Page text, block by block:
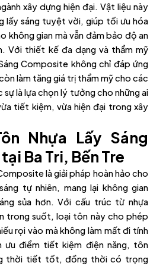
xây dựng hiện đại. Vật liệu này
lấy sáng tuyệt vời, giúp tối ưu hóa
không gian mà vẫn đảm bảo độ an
Với thiết kế đa dạng và thẩm mỹ
Composite không chỉ đáp ứng
làm tăng giá trị thẩm mỹ cho các
là lựa chọn lý tưởng cho những ai
tiết kiệm, vừa hiện đại trong xây
Nhựa Lấy Sáng
Ba Tri, Bến Tre
là giải pháp hoàn hảo cho
tự nhiên, mang lại không gian
sủa hơn. Với cấu trúc từ nhựa
trong suốt, loại tôn này cho phép
rọi vào mà không làm mất đi tính
ưu điểm tiết kiệm điện năng, tôn
thời tiết tốt, đồng thời có trọng